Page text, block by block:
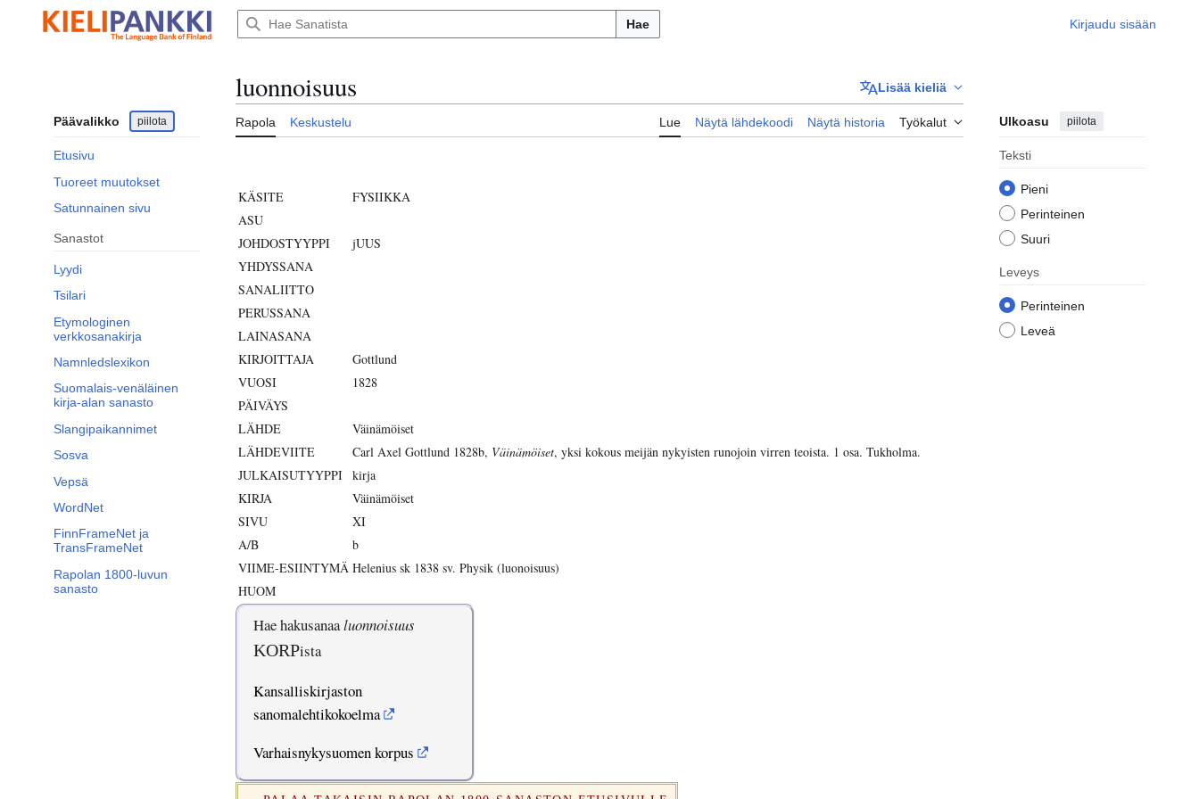
sisältöön
Hae Kirjaudu sisään
Päävalikko piilota
Etusivu
Tuoreet muutokset
Satunnainen sivu
Sanastot
Lyydi
Tsilari
Etymologinen
verkkosanakirja
Namnledslexikon
Suomalais-venäläinen
kirja-alan sanasto
Slangipaikannimet
Sosva
Vepsä
WordNet
FinnFrameNet ja
TransFrameNet
Rapolan 1800-luvun
sanasto
luonnoisuus Lisää kieliä
Rapola Keskustelu Lue Näytä lähdekoodi Näytä historia Työkalut Ulkoasu piilota
Teksti
Pieni
Perinteinen
Suuri
Leveys
Perinteinen
Leveä
KÄSITE
FYSIIKKA
ASU
JOHDOSTYYPPI
jUUS
YHDYSSANA
SANALIITTO
PERUSSANA
LAINASANA
KIRJOITTAJA
Gottlund
VUOSI
1828
PÄIVÄYS
LÄHDE
Väinämöiset
LÄHDEVIITE
Carl Axel Gottlund 1828b, Väinämöiset, yksi kokous meijän nykyisten runojoin virren teoista. 1 osa. Tukholma.
JULKAISUTYYPPI kirja
KIRJA
Väinämöiset
SIVU
XI
A/B
b
VIIME-ESIINTYMÄ Helenius sk 1838 sv. Physik (luonoisuus)
HUOM
Hae hakusanaaluonnoisuus
KORPista
Kansalliskirjaston
sanomalehtikokoelma
Varhaisnykysuomen korpus